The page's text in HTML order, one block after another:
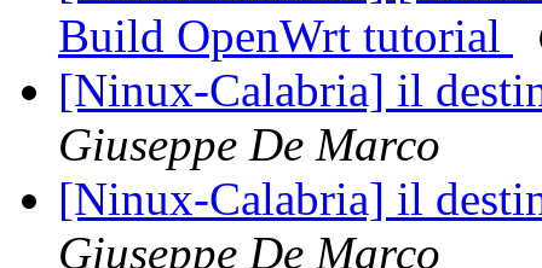
Build OpenWrt tutorial
[Ninux-Calabria] il
Giuseppe De Marco
[Ninux-Calabria] il
Giuseppe De Marco